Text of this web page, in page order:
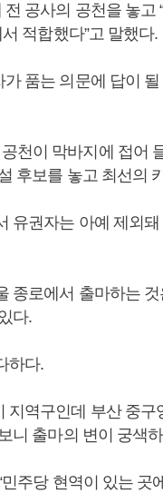
공사의 공천을 놓고
적합했다”고 말했다.
품는 의문에 답이
천이 막바지에 접어
후보를 놓고 최선의
유권자는 아예 제외
종로에서 출마하는
다.
하다.
지역구인데 부산 중
니 출마의 변이 궁색
주당 현역이 있는 곳